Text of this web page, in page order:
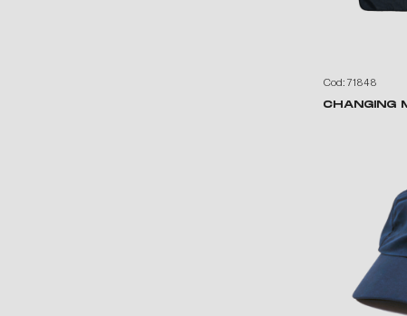
Cod: 71848
CHANGING